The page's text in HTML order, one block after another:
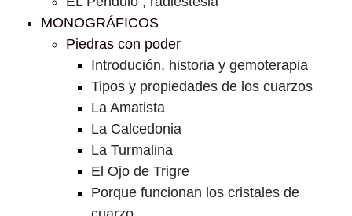
MONOGRÁFICOS
Piedras con poder
Introdución, historia y gemoterapia
Tipos y propiedades de los cuarzos
La Amatista
La Calcedonia
La Turmalina
El Ojo de Trigre
Porque funcionan los cristales de